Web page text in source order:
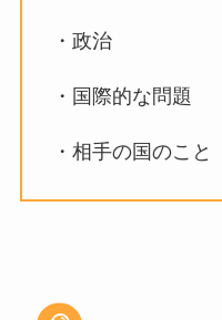
・政治
・国際的な問題
・相手の国のこと